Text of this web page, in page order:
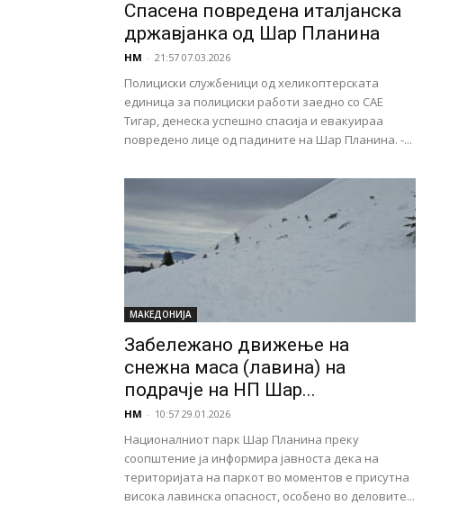
Спасена повредена италјанска
државјанка од Шар Планина
НМ - 21:57 07.03.2026
Полициски службеници од хеликоптерската
единица за полициски работи заедно со САЕ
Тигар, денеска успешно спасија и евакуираа
повредено лице од падините на Шар Планина. -...
МАКЕДОНИЈА
Забележано движење на
снежна маса (лавина) на
подрачје на НП Шар...
НМ - 10:57 29.01.2026
Националниот парк Шар Планина преку
соопштение ја информира јавноста дека на
територијата на паркот во моментов е присутна
висока лавинска опасност, особено во деловите...